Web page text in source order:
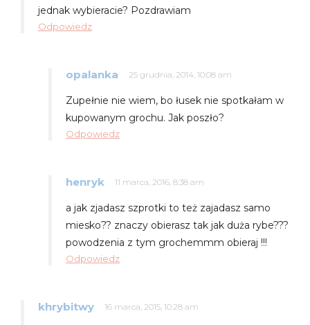
jednak wybieracie? Pozdrawiam
Odpowiedz
opalanka 25 grudnia, 2014, 10:08 am
Zupełnie nie wiem, bo łusek nie spotkałam w
kupowanym grochu. Jak poszło?
Odpowiedz
henryk 11 marca, 2016, 8:38 am
a jak zjadasz szprotki to też zajadasz samo
miesko?? znaczy obierasz tak jak duża rybe???
powodzenia z tym grochemmm obieraj !!!
Odpowiedz
khrybitwy 16 marca, 2015, 10:28 am